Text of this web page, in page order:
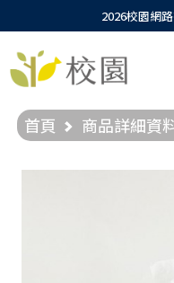
2026校園網
首頁 商品詳細資